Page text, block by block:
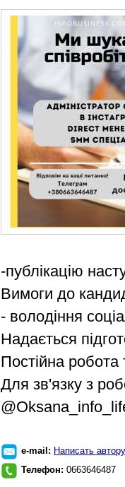
-публікацію
Вимоги до
- володіння
Надається
Постійна робота
Для зв'язку з
e-mail: Написать автору
Телефон: 0663646487